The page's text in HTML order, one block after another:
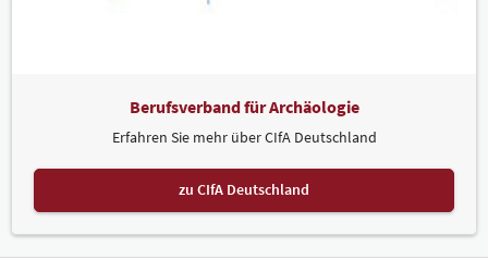
Berufsverband für Archäologie
Erfahren Sie mehr über CIfA Deutschland
zu CIfA Deutschland